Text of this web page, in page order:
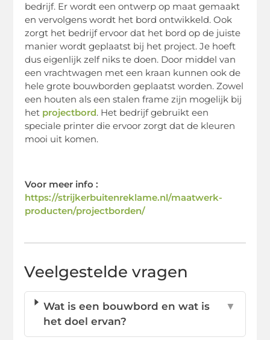
bedrijf. Er wordt een ontwerp op maat gemaakt
en vervolgens wordt het bord ontwikkeld. Ook
zorgt het bedrijf ervoor dat het bord op de juiste
manier wordt geplaatst bij het project. Je hoeft
dus eigenlijk zelf niks te doen. Door middel van
een vrachtwagen met een kraan kunnen ook de
hele grote bouwborden geplaatst worden. Zowel
een houten als een stalen frame zijn mogelijk bij
het projectbord. Het bedrijf gebruikt een
speciale printer die ervoor zorgt dat de kleuren
mooi uit komen.
Voor meer info :
https://strijkerbuitenreklame.nl/maatwerk-
producten/projectborden/
Veelgestelde vragen
Wat is een bouwbord en wat is
het doel ervan?
▼